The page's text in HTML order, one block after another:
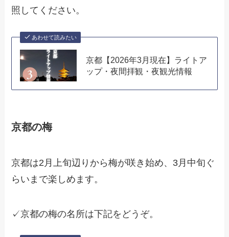
照してください。
あわせて読みたい
京都【2026年3月現在】ライトア
ップ・夜間拝観・夜観光情報
京都の梅
京都は2月上旬辺りから梅が咲き始め、3月中旬ぐ
らいまで楽しめます。
✓京都の梅の名所は下記をどうぞ。